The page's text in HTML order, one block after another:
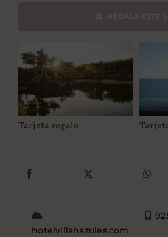
Tarjeta regalo
Tarjeta regalo
hotelvillanazules.com